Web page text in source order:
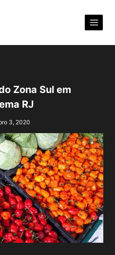
Zona Sul em
RJ
3, 2020